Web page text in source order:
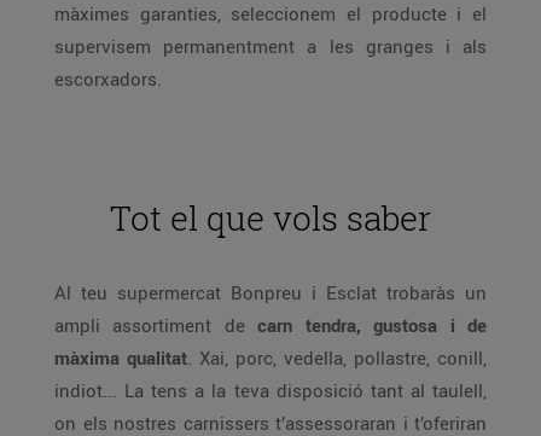
màximes garanties, seleccionem el producte i el
supervisem permanentment a les granges i als
escorxadors.
Tot el que vols saber
Al teu supermercat Bonpreu i Esclat trobaràs un
ampli assortiment de carn tendra, gustosa i de
màxima qualitat. Xai, porc, vedella, pollastre, conill,
indiot... La tens a la teva disposició tant al taulell,
on els nostres carnissers t’assessoraran i t’oferiran